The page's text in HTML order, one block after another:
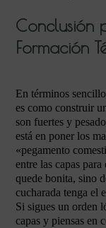
Conclusión
Formación
En términos
es como construir
son fuertes y
está en poner los
«pegamento
entre las capas
quede bonita, sino
cucharada tenga el
Si sigues un orden
capas y piensas en